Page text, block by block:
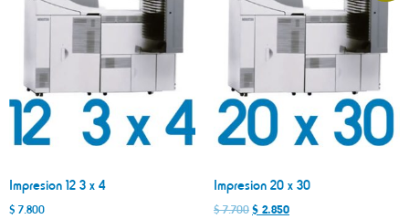
Impresion 12 3 x 4
$ 7.800
Impresion 20 x 30
$7.700$ 2.850